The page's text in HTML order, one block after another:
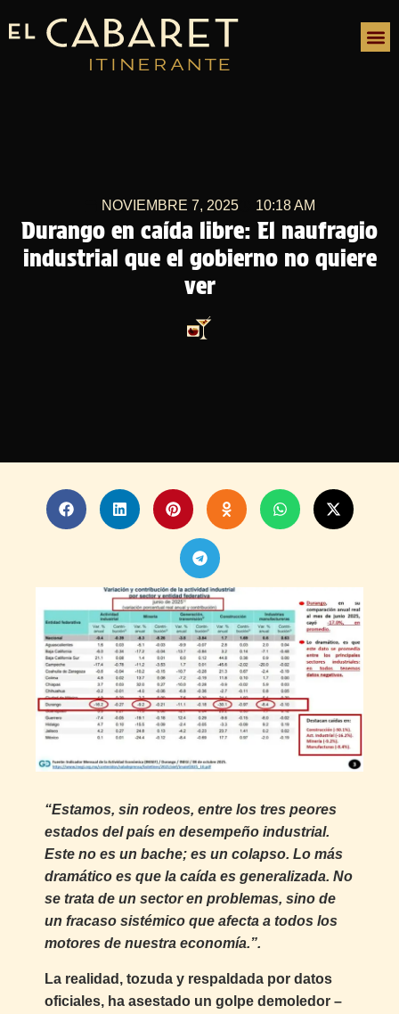
Durango en caída libre: El naufragio
industrial que el gobierno no quiere
ver
NOVIEMBRE 7, 2025 10:18 AM
“Estamos, sin rodeos, entre los tres peores
estados del país en desempeño industrial.
Este no es un bache; es un colapso. Lo más
dramático es que la caída es generalizada. No
se trata de un sector en problemas, sino de
un fracaso sistémico que afecta a todos los
motores de nuestra economía.”.
La realidad, tozuda y respaldada por datos
oficiales, ha asestado un golpe demoledor –